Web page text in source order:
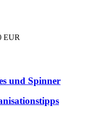
EUR
und Spinner